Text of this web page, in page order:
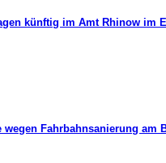
künftig im Amt Rhinow im
wegen Fahrbahnsanierung am